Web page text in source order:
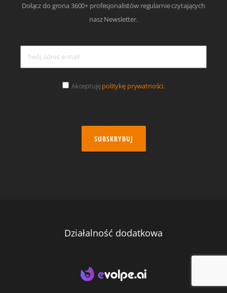
Dołącz do grona 3600+ profesjonalistów regularnie czytających
nasz Newsletter.
Akceptujępolitykę prywatności.
SUBSKRYBUJ
Działalność dodatkowa